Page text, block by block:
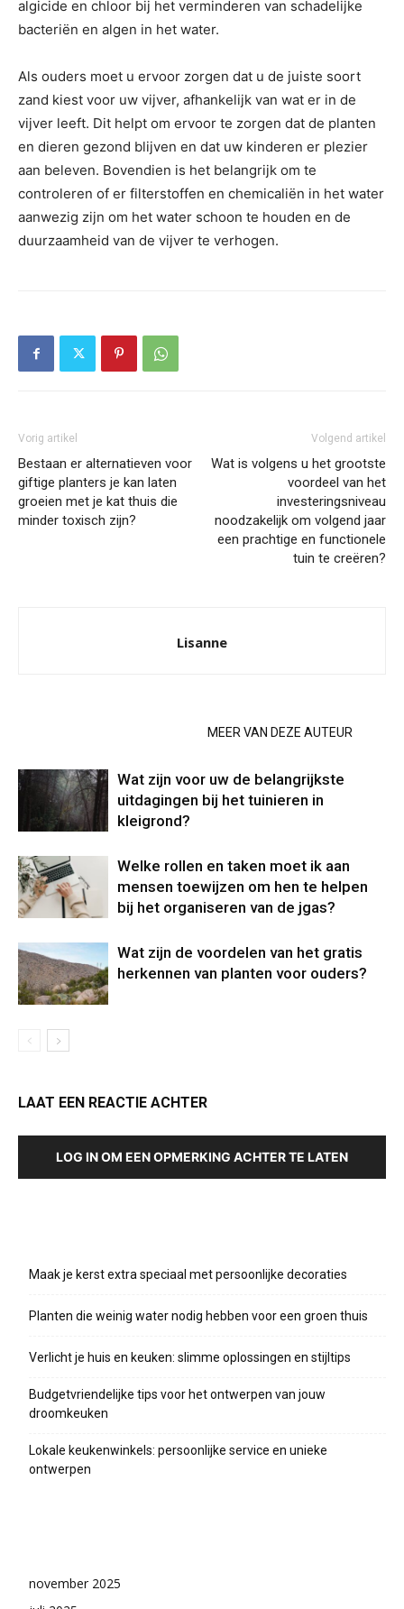
algicide en chloor bij het verminderen van schadelijke
bacteriën en algen in het water.
Als ouders moet u ervoor zorgen dat u de juiste soort
zand kiest voor uw vijver, afhankelijk van wat er in de
vijver leeft. Dit helpt om ervoor te zorgen dat de planten
en dieren gezond blijven en dat uw kinderen er plezier
aan beleven. Bovendien is het belangrijk om te
controleren of er filterstoffen en chemicaliën in het water
aanwezig zijn om het water schoon te houden en de
duurzaamheid van de vijver te verhogen.
Vorig artikel
Bestaan er alternatieven voor
giftige planters je kan laten
groeien met je kat thuis die
minder toxisch zijn?
Volgend artikel
Wat is volgens u het grootste
voordeel van het
investeringsniveau
noodzakelijk om volgend jaar
een prachtige en functionele
tuin te creëren?
Lisanne
MEER VAN DEZE AUTEUR
Wat zijn voor uw de belangrijkste
uitdagingen bij het tuinieren in
kleigrond?
Welke rollen en taken moet ik aan
mensen toewijzen om hen te helpen
bij het organiseren van de jgas?
Wat zijn de voordelen van het gratis
herkennen van planten voor ouders?
LAAT EEN REACTIE ACHTER
LOG IN OM EEN OPMERKING ACHTER TE LATEN
Maak je kerst extra speciaal met persoonlijke decoraties
Planten die weinig water nodig hebben voor een groen thuis
Verlicht je huis en keuken: slimme oplossingen en stijltips
Budgetvriendelijke tips voor het ontwerpen van jouw
droomkeuken
Lokale keukenwinkels: persoonlijke service en unieke
ontwerpen
november 2025